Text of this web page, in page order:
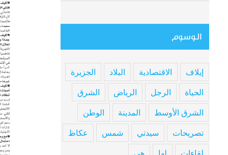
الوسوم
إيلاف الاقتصادية البلاد الجزيرة
الحياة الرجل الرياض الشرق
الشرق الأوسط المدينة الوطن
تصريحات سيدتي شمس عكاظ
لقاءات لها هي